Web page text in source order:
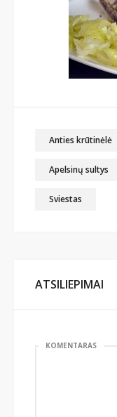
Anties krūtinėlė
Apelsinų sultys
Sviestas
ATSILIEPIMAI
KOMENTARAS